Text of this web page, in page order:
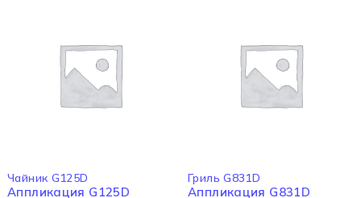
Чайник G125D
Аппликация G125D
Гриль G831D
Аппликация G831D